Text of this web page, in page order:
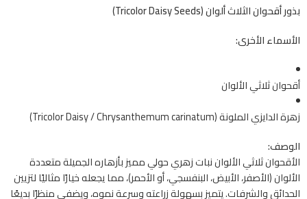
بذور أقحوان الثلاث ألوان (Tricolor Daisy Seeds)
الأسماء الأخرى:
أقحوان ثلاثي الألوان
زهرة الدايزي الملونة (Tricolor Daisy / Chrysanthemum carinatum)
الوصف:
الأقحوان ثلاثي الألوان نبات زهري حولي مميز بأزهاره الجميلة متعددة
الألوان (الأصفر، الأبيض، البنفسجي، أو الأحمر)، مما يجعله خيارًا مثاليًا لتزيين
الحدائق والشرفات. يتميز بسهولة زراعته وسرعة نموه، ويضفي منظرًا بديعًا